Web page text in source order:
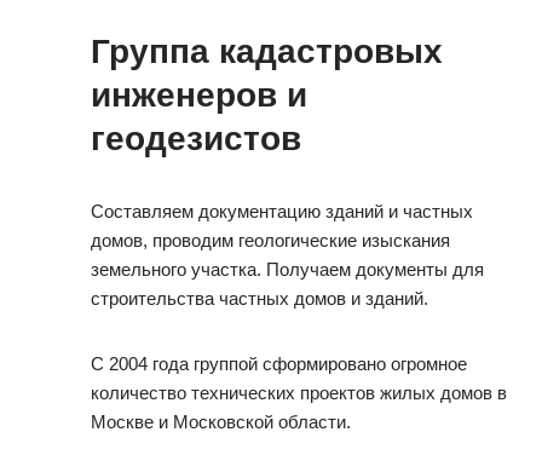
Группа кадастровых
инженеров и
геодезистов
Составляем документацию зданий и частных
домов, проводим геологические изыскания
земельного участка. Получаем документы для
строительства частных домов и зданий.
С 2004 года группой сформировано огромное
количество технических проектов жилых домов в
Москве и Московской области.